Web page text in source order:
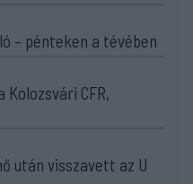
– pénteken a tévében
CFR,
után visszavett az U